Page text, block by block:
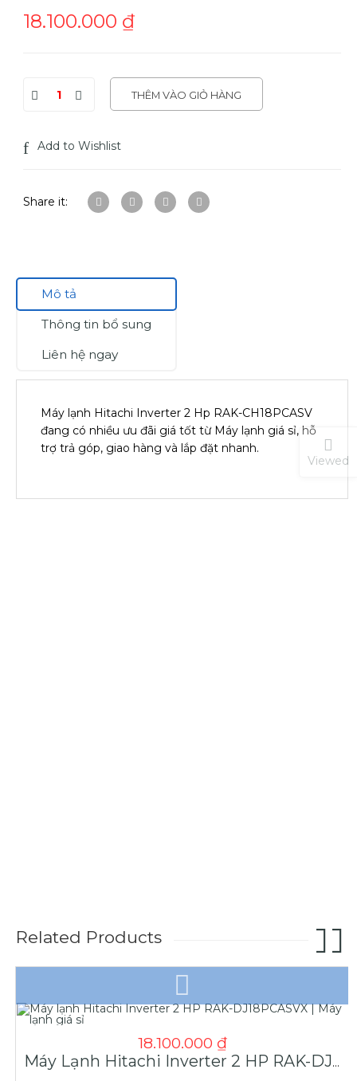
18.100.000 ₫
THÊM VÀO GIỎ HÀNG
Add to Wishlist
Share it:
Mô tả
Thông tin bổ sung
Liên hệ ngay
Máy lạnh Hitachi Inverter 2 Hp RAK-CH18PCASV
đang có nhiều ưu đãi giá tốt từ Máy lạnh giá sỉ, hỗ
trợ trả góp, giao hàng và lắp đặt nhanh.
Related Products
18.100.000 ₫
Máy Lạnh Hitachi Inverter 2 HP RAK-DJ18PCASVX | Máy Lạnh Giá Sỉ
Viewed